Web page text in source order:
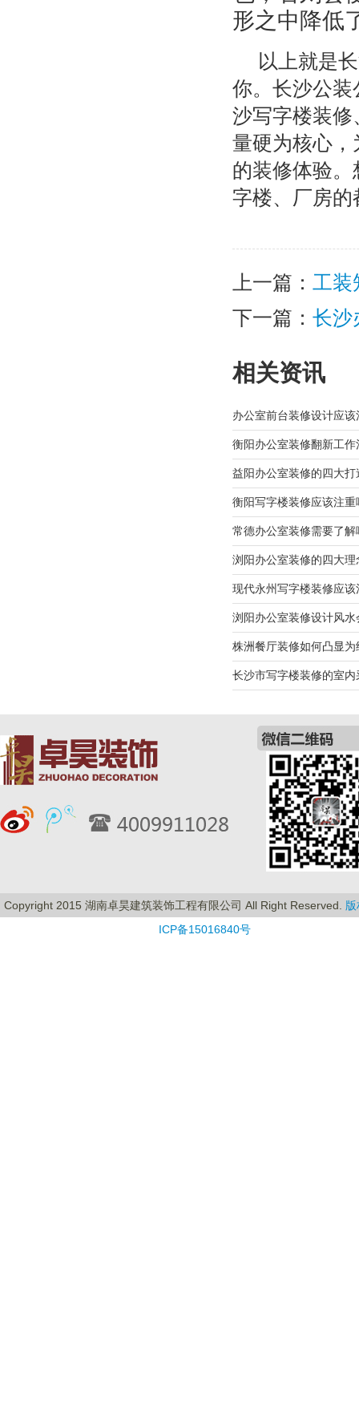
形之中降低
以上就是
你。长沙公
沙写字楼装
量硬为核心
的装修体验
字楼、厂房
上一篇： 工装
下一篇： 长沙
相关资讯
办公室前台装修设计应该
衡阳办公室装修翻新工作
益阳办公室装修的四大打
衡阳写字楼装修应该注重
常德办公室装修需要了解
浏阳办公室装修的四大理
现代永州写字楼装修应该
浏阳办公室装修设计风水
株洲餐厅装修如何凸显为
长沙市写字楼装修的室内
Copyright 2015 湖南卓昊建筑装饰工程有限公司 All Right Reserved.
ICP备15016840号